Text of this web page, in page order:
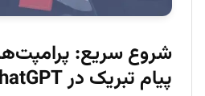
شروع سریع:
پیام تبریک در ChatGPT